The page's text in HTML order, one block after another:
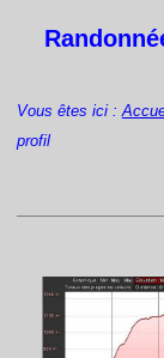
Vous êtes ici :
profil